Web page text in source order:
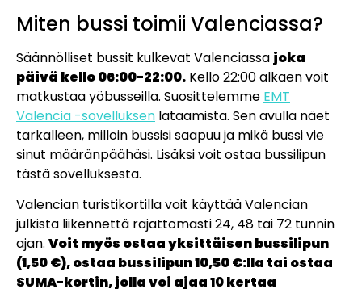
Miten bussi toimii Valenciassa?
Säännölliset bussit kulkevat Valenciassa joka
päivä kello 06:00-22:00. Kello 22:00 alkaen voit
matkustaa yöbusseilla. Suosittelemme EMT
Valencia -sovelluksen lataamista. Sen avulla näet
tarkalleen, milloin bussisi saapuu ja mikä bussi vie
sinut määränpäähäsi. Lisäksi voit ostaa bussilipun
tästä sovelluksesta.
Valencian turistikortilla voit käyttää Valencian
julkista liikennettä rajattomasti 24, 48 tai 72 tunnin
ajan. Voit myös ostaa yksittäisen bussilipun
(1,50 €), ostaa bussilipun 10,50 €:lla tai ostaa
SUMA-kortin, jolla voi ajaa 10 kertaa